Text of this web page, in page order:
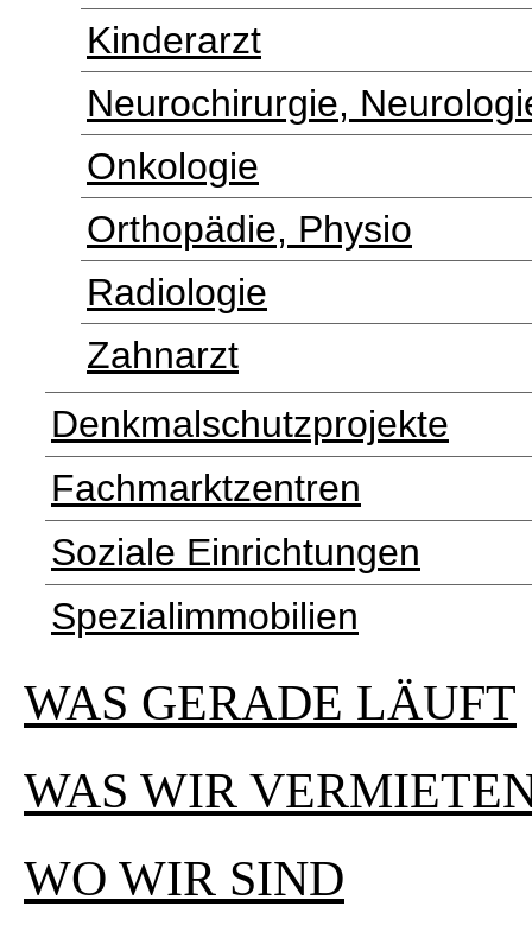
Kinderarzt
Neurochirurgie,
Onkologie
Orthopädie, Physio
Radiologie
Zahnarzt
Denkmalschutzprojekte
Fachmarktzentren
Soziale Einrichtungen
Spezialimmobilien
WAS GERADE LÄUFT
WAS WIR
WO WIR SIND